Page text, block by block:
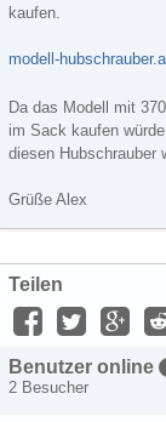
kaufen.
modell-
Da das Modell mit
im Sack kaufen
diesen Hubschrauber
Grüße Alex
Teilen
Benutzer online
2 Besucher